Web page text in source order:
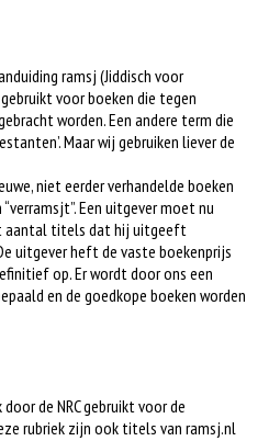
ramsj (Jiddisch voor
voor boeken die tegen
worden. Een andere term die
Maar wij gebruiken liever de
niet eerder verhandelde boeken
Een uitgever moet nu
aantal titels dat hij uitgeeft
uitgever heft de vaste boekenprijs
op. Er wordt door ons een
en de goedkope boeken worden
de NRC gebruikt voor de
rubriek zijn ook titels van ramsj.nl